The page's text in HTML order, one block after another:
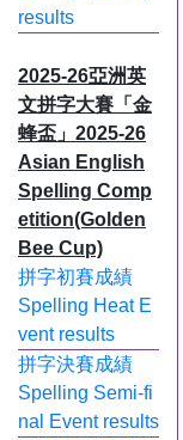
results
2025-26亞洲英
文拼字大賽「金
蜂盃」2025-26
Asian English
Spelling Comp
etition(Golden
Bee Cup)
拼字初賽成績
Spelling Heat E
vent results
拼字決賽成績
Spelling Semi-fi
nal Event results